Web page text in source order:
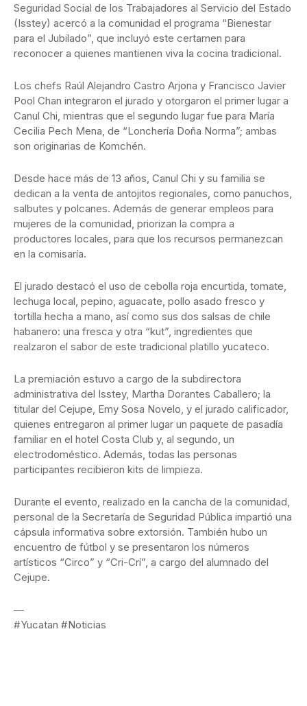
Seguridad Social de los Trabajadores al Servicio del Estado
(Isstey) acercó a la comunidad el programa “Bienestar
para el Jubilado”, que incluyó este certamen para
reconocer a quienes mantienen viva la cocina tradicional.
Los chefs Raúl Alejandro Castro Arjona y Francisco Javier
Pool Chan integraron el jurado y otorgaron el primer lugar a
Canul Chi, mientras que el segundo lugar fue para María
Cecilia Pech Mena, de “Lonchería Doña Norma”; ambas
son originarias de Komchén.
Desde hace más de 13 años, Canul Chi y su familia se
dedican a la venta de antojitos regionales, como panuchos,
salbutes y polcanes. Además de generar empleos para
mujeres de la comunidad, priorizan la compra a
productores locales, para que los recursos permanezcan
en la comisaría.
El jurado destacó el uso de cebolla roja encurtida, tomate,
lechuga local, pepino, aguacate, pollo asado fresco y
tortilla hecha a mano, así como sus dos salsas de chile
habanero: una fresca y otra “kut”, ingredientes que
realzaron el sabor de este tradicional platillo yucateco.
La premiación estuvo a cargo de la subdirectora
administrativa del Isstey, Martha Dorantes Caballero; la
titular del Cejupe, Emy Sosa Novelo, y el jurado calificador,
quienes entregaron al primer lugar un paquete de pasadía
familiar en el hotel Costa Club y, al segundo, un
electrodoméstico. Además, todas las personas
participantes recibieron kits de limpieza.
Durante el evento, realizado en la cancha de la comunidad,
personal de la Secretaría de Seguridad Pública impartió una
cápsula informativa sobre extorsión. También hubo un
encuentro de fútbol y se presentaron los números
artísticos “Circo” y “Cri-Crí”, a cargo del alumnado del
Cejupe.
—
#Yucatan #Noticias